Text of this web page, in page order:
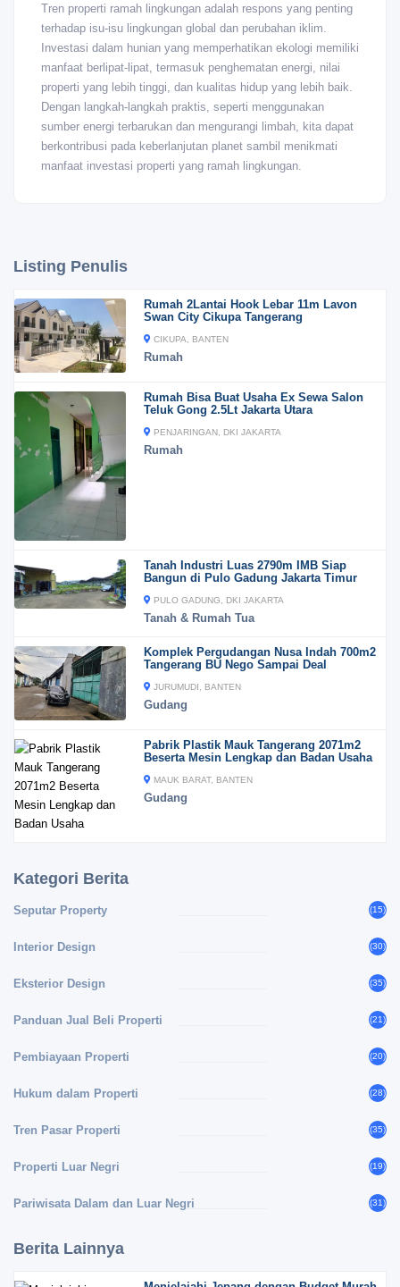
Tren properti ramah lingkungan adalah respons yang penting
terhadap isu-isu lingkungan global dan perubahan iklim.
Investasi dalam hunian yang memperhatikan ekologi memiliki
manfaat berlipat-lipat, termasuk penghematan energi, nilai
properti yang lebih tinggi, dan kualitas hidup yang lebih baik.
Dengan langkah-langkah praktis, seperti menggunakan
sumber energi terbarukan dan mengurangi limbah, kita dapat
berkontribusi pada keberlanjutan planet sambil menikmati
manfaat investasi properti yang ramah lingkungan.
Listing Penulis
Rumah 2Lantai Hook Lebar 11m Lavon
Swan City Cikupa Tangerang
CIKUPA, BANTEN
Rumah
Rumah Bisa Buat Usaha Ex Sewa Salon
Teluk Gong 2.5Lt Jakarta Utara
PENJARINGAN, DKI JAKARTA
Rumah
Tanah Industri Luas 2790m IMB Siap
Bangun di Pulo Gadung Jakarta Timur
PULO GADUNG, DKI JAKARTA
Tanah & Rumah Tua
Komplek Pergudangan Nusa Indah 700m2
Tangerang BU Nego Sampai Deal
JURUMUDI, BANTEN
Gudang
Pabrik Plastik Mauk Tangerang 2071m2
Beserta Mesin Lengkap dan Badan Usaha
MAUK BARAT, BANTEN
Gudang
Kategori Berita
Seputar Property (15)
Interior Design (30)
Eksterior Design (35)
Panduan Jual Beli Properti (21)
Pembiayaan Properti (20)
Hukum dalam Properti (28)
Tren Pasar Properti (35)
Properti Luar Negri (19)
Pariwisata Dalam dan Luar Negri (31)
Berita Lainnya